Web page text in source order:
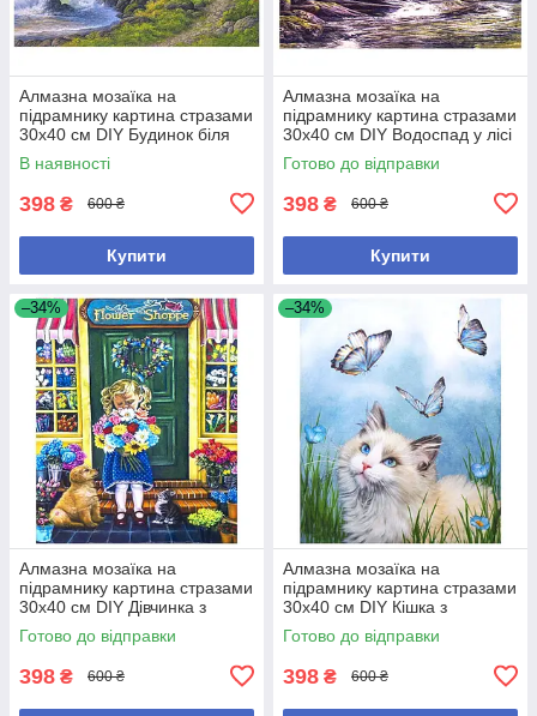
Алмазна мозаїка на
підрамнику картина стразами
30х40 см DIY Будинок біля
моря (SGLD 61121)
В наявності
398 ₴ 600 ₴
Купити
Алмазна мозаїка на
підрамнику картина стразами
30х40 см DIY Водоспад у лісі
(SGLD 61203)
Готово до відправки
398 ₴ 600 ₴
Купити
–34%
Алмазна мозаїка на
підрамнику картина стразами
30х40 см DIY Дівчинка з
букетом (SGLD 61217)
Готово до відправки
398 ₴ 600 ₴
–34%
Алмазна мозаїка на
підрамнику картина стразами
30х40 см DIY Кішка з
метеликами (SGLD 61229)
Готово до відправки
398 ₴ 600 ₴